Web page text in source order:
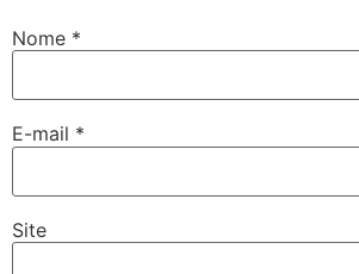
Nome *
E-mail *
Site